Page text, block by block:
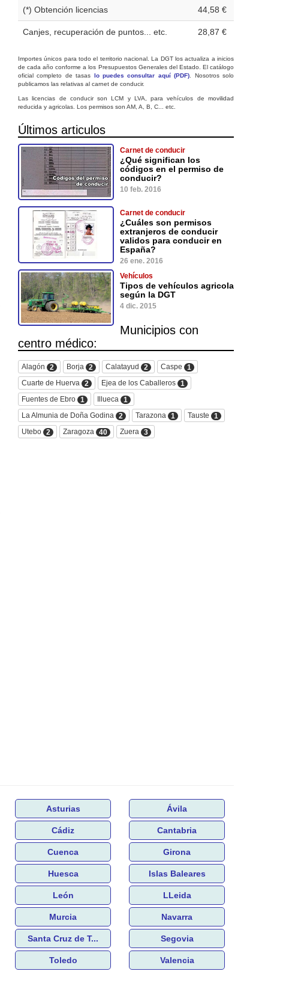
(*) Obtención licencias 44,58 €
Canjes, recuperación de puntos... etc. 28,87 €
Importes únicos para todo el territorio nacional. La DGT los actualiza a inicios
de cada año conforme a los Presupuestos Generales del Estado. El catálogo
oficial completo de tasas lo puedes consultar aquí (PDF) . Nosotros solo
publicamos las relativas al carnet de conducir.
Las licencias de conducir son LCM y LVA, para vehículos de movilidad
reducida y agricolas. Los permisos son AM, A, B, C... etc.
Últimos articulos
Carnet de conducir
¿Qué significan los
códigos en el permiso de
conducir?
10 feb. 2016
Carnet de conducir
¿Cuáles son permisos
extranjeros de conducir
validos para conducir en
España?
26 ene. 2016
Vehículos
Tipos de vehículos agricola
según la DGT
4 dic. 2015
Municipios con
centro médico:
Alagón 2 Borja 2 Calatayud 2 Caspe
1
Cuarte de Huerva
2 Ejea de los Caballeros 1
Fuentes de Ebro 1 Illueca
1
La Almunia de Doña Godina
2 Tarazona 1 Tauste
1
Utebo 2 Zaragoza 40 Zuera 3
Asturias Ávila
Cádiz Cantabria
Cuenca Girona
Huesca Islas Baleares
León LLeida
Murcia Navarra
Santa Cruz de T... Segovia
Toledo Valencia